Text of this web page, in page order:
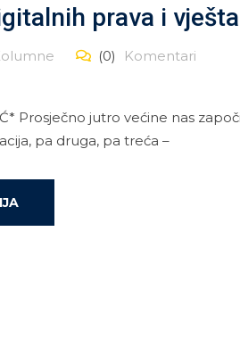
prava i
(0) Komentari
Prosječno jutro većine nas
pa druga, pa treća –